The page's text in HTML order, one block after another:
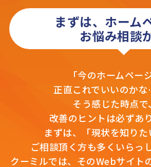
まずは、ホーム
お悩み相談
「今のホームページ
正直これでいいのかな
そう感じた時点で、
改善のヒントは必ずあり
まずは、「現状を知りた
ご相談頂く方も多くいらっ
クーミルでは、そのWebサイト